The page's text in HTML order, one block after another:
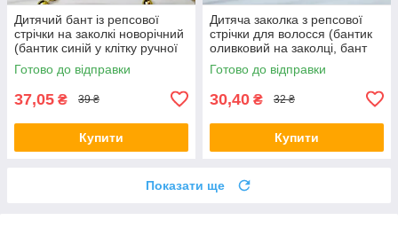
Дитячий бант із репсової
стрічки на заколкі новорічний
(бантик синій у клітку ручної
роботи канзаші)
Готово до відправки
37,05 ₴ 39 ₴
Купити
Дитяча заколка з репсової
стрічки для волосся (бантик
оливковий на заколці, бант
на голову ручна робота,
канзаші)
Готово до відправки
30,40 ₴ 32 ₴
Купити
Показати ще